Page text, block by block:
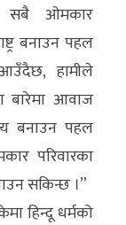
सबै ओमकार
बनाउन पहल
हामीले
बारेमा आवाज
बनाउन पहल
परिवारका
सकिन्छ ।”
हिन्दू धर्मको